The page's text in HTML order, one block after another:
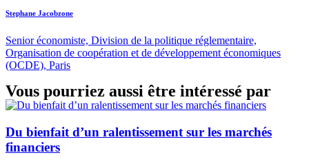
Stephane Jacobzone
Senior économiste, Division de la politique réglementaire,
Organisation de coopération et de développement économiques
(OCDE), Paris
Vous pourriez aussi être intéressé par
Du bienfait d’un ralentissement sur les marchés
financiers